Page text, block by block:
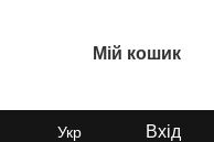
Мій кошик
Укр Вхід